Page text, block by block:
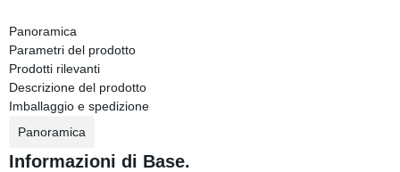
Panoramica
Parametri del prodotto
Prodotti rilevanti
Descrizione del prodotto
Imballaggio e spedizione
Panoramica
Informazioni di Base.